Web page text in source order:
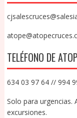
TELÉFONO DE
634 03 97 64 // 994
Solo para urgencias.
excursiones.